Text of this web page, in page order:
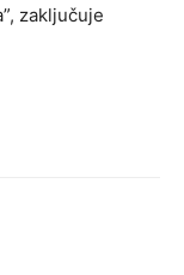
zaključuje